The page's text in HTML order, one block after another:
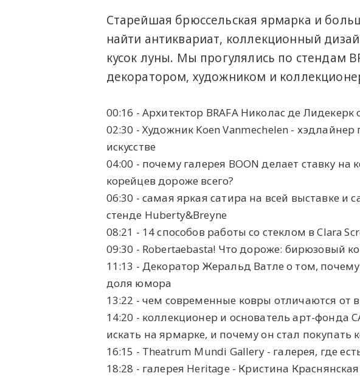
Старейшая брюссельская ярмарка и
найти антиквариат, коллекционный
кусок луны. Мы прогулялись по стендам
декоратором, художником и
00:16 - Архитектор BRAFA Николас де
02:30 - Художник Koen Vanmechelen -
искусстве
04:00 - почему галерея BOON делает ставку
корейцев дороже всего?
06:30 - самая яркая сатира на всей выставке и
стенде Huberty&Breyne
08:21 - 14 способов работы со стеклом в Clara
09:30 - Robertaebasta! Что дороже: бирюзовый
11:13 - Декоратор Жеральд Ватле о том,
доля юмора
13:22 - чем современные ковры отличаются от
14:20 - коллекционер и основатель арт-фонда
искать на ярмарке, и почему он стал
16:15 - Theatrum Mundi Gallery - галерея, где
18:28 - галерея Heritage - Кристина